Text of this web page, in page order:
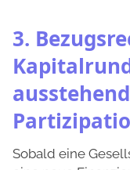
3.
Sobald eine